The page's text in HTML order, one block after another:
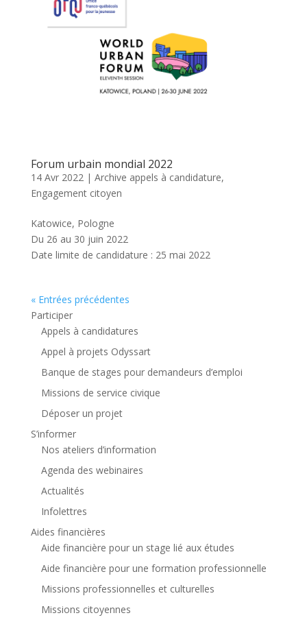
Forum urbain mondial 2022
14 Avr 2022| Archive appels à candidature,
Engagement citoyen
Katowice, Pologne
Du 26 au 30 juin 2022
Date limite de candidature : 25 mai 2022
« Entrées précédentes
Participer
Appels à candidatures
Appel à projets Odyssart
Banque de stages pour demandeurs d’emploi
Missions de service civique
Déposer un projet
S’informer
Nos ateliers d’information
Agenda des webinaires
Actualités
Infolettres
Aides financières
Aide financière pour un stage lié aux études
Aide financière pour une formation professionnelle
Missions professionnelles et culturelles
Missions citoyennes